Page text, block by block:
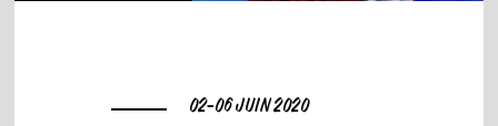
02-06 JUIN 2020